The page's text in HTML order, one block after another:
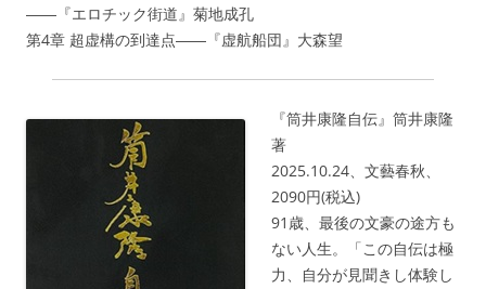
――『エロチック街道』菊地成孔
第4章 超虚構の到達点――『虚航船団』大森望
『筒井康隆自伝』筒井康隆
著
2025.10.24、文藝春秋、
2090円(税込)
91歳、最後の文豪の途方も
ない人生。「この自伝は極
力、自分が見聞きし体験し